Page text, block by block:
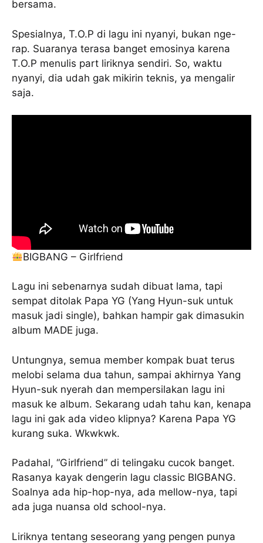
bersama.
Spesialnya, T.O.P di lagu ini nyanyi, bukan nge-
rap. Suaranya terasa banget emosinya karena
T.O.P menulis part liriknya sendiri. So, waktu
nyanyi, dia udah gak mikirin teknis, ya mengalir
saja.
BIGBANG – Girlfriend
Lagu ini sebenarnya sudah dibuat lama, tapi
sempat ditolak Papa YG (Yang Hyun-suk untuk
masuk jadi single), bahkan hampir gak dimasukin
album MADE juga.
Untungnya, semua member kompak buat terus
melobi selama dua tahun, sampai akhirnya Yang
Hyun-suk nyerah dan mempersilakan lagu ini
masuk ke album. Sekarang udah tahu kan, kenapa
lagu ini gak ada video klipnya? Karena Papa YG
kurang suka. Wkwkwk.
Padahal, “Girlfriend” di telingaku cucok banget.
Rasanya kayak dengerin lagu classic BIGBANG.
Soalnya ada hip-hop-nya, ada mellow-nya, tapi
ada juga nuansa old school-nya.
Liriknya tentang seseorang yang pengen punya